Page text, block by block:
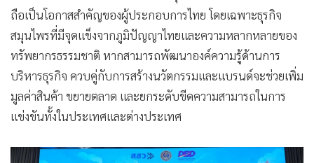
การตลาด และการต่อยอดธุรกิจ เพื่อยกระดับผู้ประกอบการ
สมุนไพรและธุรกิจเวลเนสไทยให้สามารถแข่งขันในตลาดโลกได้
อย่างมีศักยภาพ
นายสถาพร ร่วมนาพะยา รองอธิบดีกรมพัฒนาธุรกิจการค้า
กระทรวงพาณิชย์ เปิดเผยภายหลังเป็นประธานเปิดกิจกรรม
กรกฎาคม 2569) ณ โรงแรม S31 สุขุมวิท กรุงเทพฯ ว่า ปัจจุบัน